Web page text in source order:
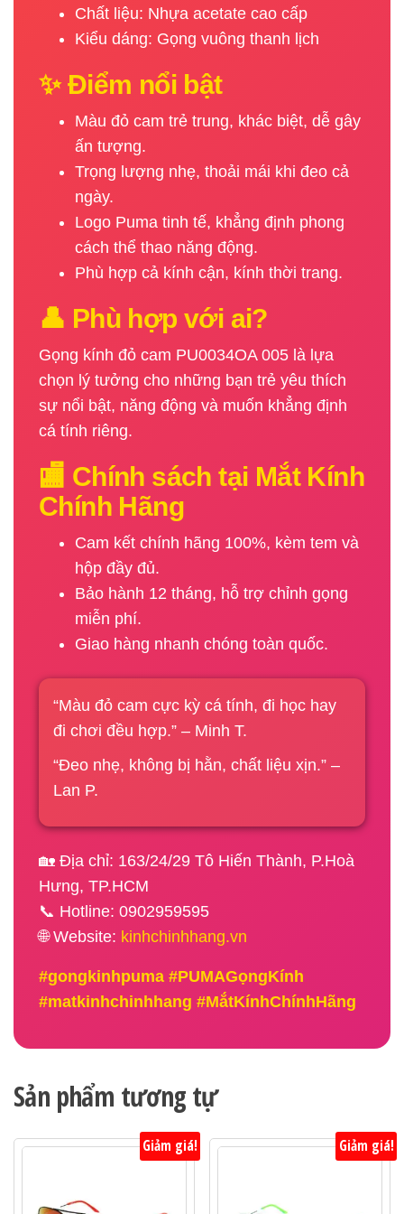
Chất liệu: Nhựa acetate cao cấp
Kiểu dáng: Gọng vuông thanh lịch
✨ Điểm nổi bật
Màu đỏ cam trẻ trung, khác biệt, dễ gây
ấn tượng.
Trọng lượng nhẹ, thoải mái khi đeo cả
ngày.
Logo Puma tinh tế, khẳng định phong
cách thể thao năng động.
Phù hợp cả kính cận, kính thời trang.
👤 Phù hợp với ai?
Gọng kính đỏ cam PU0034OA 005 là lựa
chọn lý tưởng cho những bạn trẻ yêu thích
sự nổi bật, năng động và muốn khẳng định
cá tính riêng.
🏬 Chính sách tại Mắt Kính
Chính Hãng
Cam kết chính hãng 100%, kèm tem và
hộp đầy đủ.
Bảo hành 12 tháng, hỗ trợ chỉnh gọng
miễn phí.
Giao hàng nhanh chóng toàn quốc.
“Màu đỏ cam cực kỳ cá tính, đi học hay
đi chơi đều hợp.” – Minh T.
“Đeo nhẹ, không bị hằn, chất liệu xịn.” –
Lan P.
🏡 Địa chỉ: 163/24/29 Tô Hiến Thành, P.Hoà
Hưng, TP.HCM
📞 Hotline: 0902959595
🌐 Website: kinhchinhhang.vn
#gongkinhpuma #PUMAGọngKính
#matkinhchinhhang #MắtKínhChínhHãng
Sản phẩm tương tự
Giảm giá! Giảm giá!